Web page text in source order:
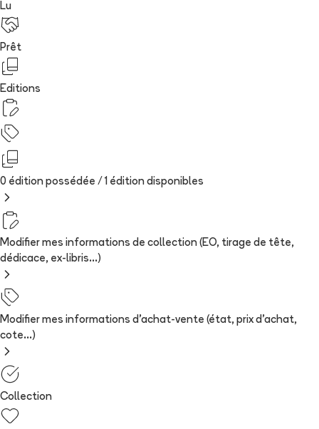
Lu
Prêt
Editions
0 édition possédée / 1 édition disponibles
Modifier mes informations de collection (EO, tirage de tête,
dédicace, ex-libris...)
Modifier mes informations d'achat-vente (état, prix d'achat,
cote...)
Collection